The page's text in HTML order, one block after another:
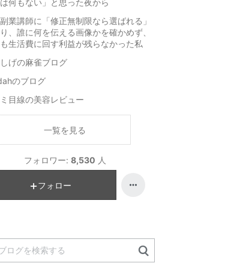
は何もない」と思った夜から
業講師に「修正無制限なら選ばれる」
、誰に何を伝える画像かを確かめず、
生活費に回す利益が残らなかった私
げの麻雀ブログ
のブログ
目線の美容レビュー
一覧を見る
フォロワー: 8,530 人
フォロー